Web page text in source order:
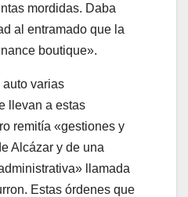
mordidas. Daba
al entramado que la
boutique».
varias
llevan a estas
remitía «gestiones y
Alcázar y de una
llamada
Estas órdenes que